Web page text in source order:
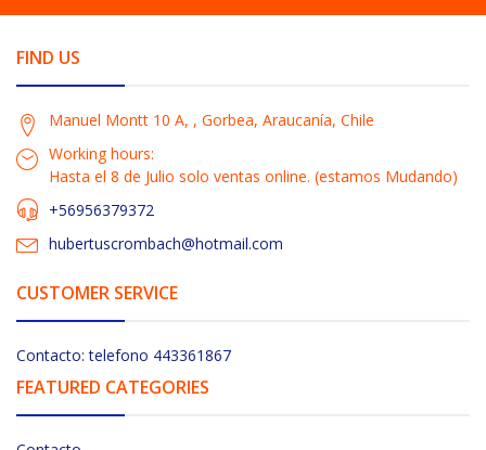
FIND US
Manuel Montt 10 A, , Gorbea, Araucanía, Chile
Working hours:
Hasta el 8 de Julio solo ventas online. (estamos Mudando)
+56956379372
hubertuscrombach@hotmail.com
CUSTOMER SERVICE
Contacto: telefono 443361867
FEATURED CATEGORIES